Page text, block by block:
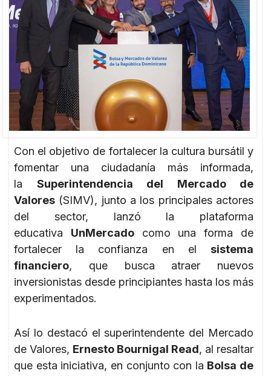
Con el objetivo de fortalecer la cultura bursátil y
fomentar una ciudadanía más informada,
la Superintendencia del Mercado de
Valores (SIMV), junto a los principales actores
del sector, lanzó la plataforma
educativa UnMercadocomo una forma de
fortalecer la confianza en el sistema
financiero, que busca atraer nuevos
inversionistas desde principiantes hasta los más
experimentados.
Así lo destacó el superintendente del Mercado
de Valores, Ernesto Bournigal Read, al resaltar
que esta iniciativa, en conjunto con la Bolsa de